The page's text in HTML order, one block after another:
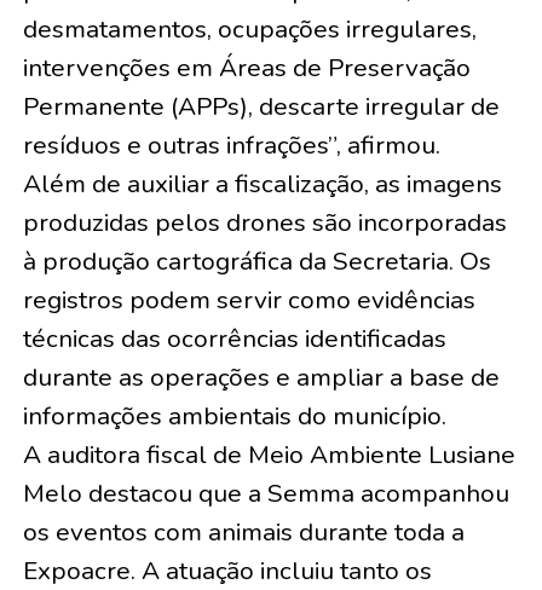
desmatamentos, ocupações irregulares,
intervenções em Áreas de Preservação
Permanente (APPs), descarte irregular de
resíduos e outras infrações”, afirmou.
Além de auxiliar a fiscalização, as imagens
produzidas pelos drones são incorporadas
à produção cartográfica da Secretaria. Os
registros podem servir como evidências
técnicas das ocorrências identificadas
durante as operações e ampliar a base de
informações ambientais do município.
A auditora fiscal de Meio Ambiente Lusiane
Melo destacou que a Semma acompanhou
os eventos com animais durante toda a
Expoacre. A atuação incluiu tanto os